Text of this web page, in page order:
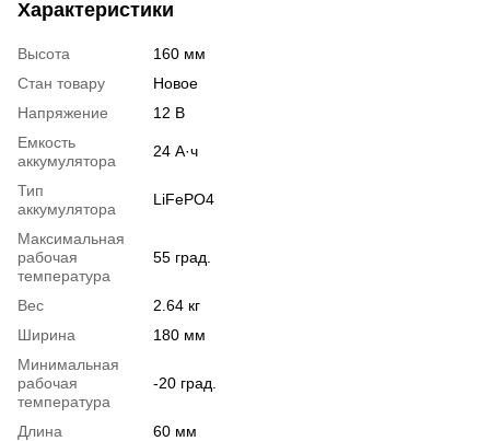
Характеристики
Высота
160 мм
Стан товару
Новое
Напряжение
12 В
Емкость
аккумулятора
24 А·ч
Тип
аккумулятора
LiFePO4
Максимальная
рабочая
температура
55 град.
Вес
2.64 кг
Ширина
180 мм
Минимальная
рабочая
температура
-20 град.
Длина
60 мм